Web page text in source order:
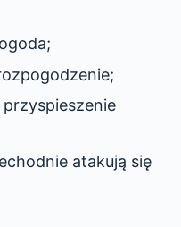
przyspieszenie
atakują się